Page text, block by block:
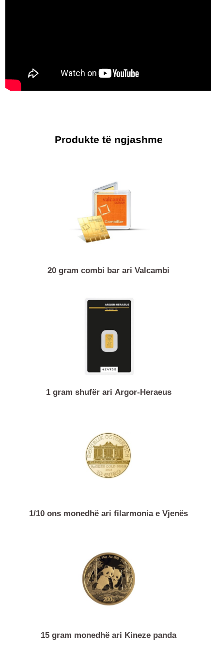
Produkte të ngjashme
20 gram combi bar ari Valcambi
1 gram shufër ari Argor-Heraeus
1/10 ons monedhë ari filarmonia e Vjenës